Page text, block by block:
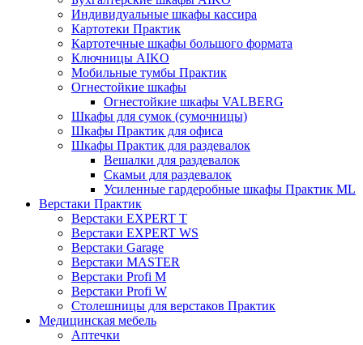
Индивидуальные шкафы кассира
Картотеки Практик
Картотечные шкафы большого формата
Ключницы AIKO
Мобильные тумбы Практик
Огнестойкие шкафы
Огнестойкие шкафы VALBERG
Шкафы для сумок (сумочницы)
Шкафы Практик для офиса
Шкафы Практик для раздевалок
Вешалки для раздевалок
Скамьи для раздевалок
Усиленные гардеробные шкафы Практик ML
Верстаки Практик
Верстаки EXPERT T
Верстаки EXPERT WS
Верстаки Garage
Верстаки MASTER
Верстаки Profi M
Верстаки Profi W
Столешницы для верстаков Практик
Медицинская мебель
Аптечки